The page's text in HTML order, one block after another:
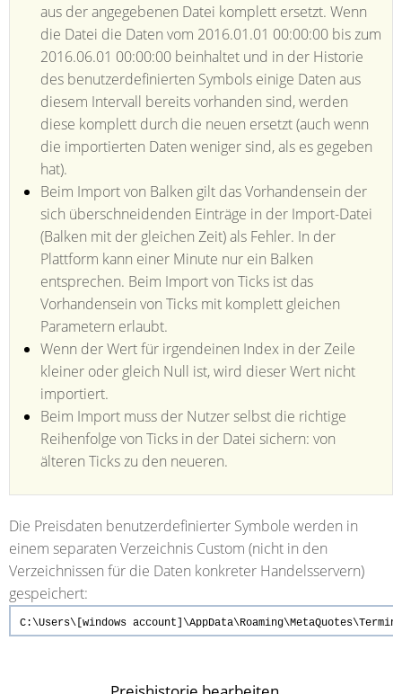
aus der angegebenen Datei komplett ersetzt. Wenn
die Datei die Daten vom 2016.01.01 00:00:00 bis zum
2016.06.01 00:00:00 beinhaltet und in der Historie
des benutzerdefinierten Symbols einige Daten aus
diesem Intervall bereits vorhanden sind, werden
diese komplett durch die neuen ersetzt (auch wenn
die importierten Daten weniger sind, als es gegeben
hat).
Beim Import von Balken gilt das Vorhandensein der
sich überschneidenden Einträge in der Import-Datei
(Balken mit der gleichen Zeit) als Fehler. In der
Plattform kann einer Minute nur ein Balken
entsprechen. Beim Import von Ticks ist das
Vorhandensein von Ticks mit komplett gleichen
Parametern erlaubt.
Wenn der Wert für irgendeinen Index in der Zeile
kleiner oder gleich Null ist, wird dieser Wert nicht
importiert.
Beim Import muss der Nutzer selbst die richtige
Reihenfolge von Ticks in der Datei sichern: von
älteren Ticks zu den neueren.
Die Preisdaten benutzerdefinierter Symbole werden in
einem separaten Verzeichnis Custom (nicht in den
Verzeichnissen für die Daten konkreter Handelsservern)
gespeichert:
C:\Users\[windows